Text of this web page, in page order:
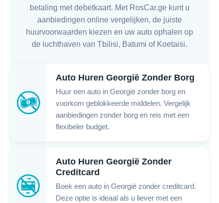
betaling met debetkaart. Met RosCar.ge kunt u
aanbiedingen online vergelijken, de juiste
huurvoorwaarden kiezen en uw auto ophalen op
de luchthaven van Tbilisi, Batumi of Koetaisi.
Auto Huren Georgië Zonder Borg
Huur een auto in Georgië zonder borg en
voorkom geblokkeerde middelen. Vergelijk
aanbiedingen zonder borg en reis met een
flexibeler budget.
Auto Huren Georgië Zonder
Creditcard
Boek een auto in Georgië zonder creditcard.
Deze optie is ideaal als u liever met een